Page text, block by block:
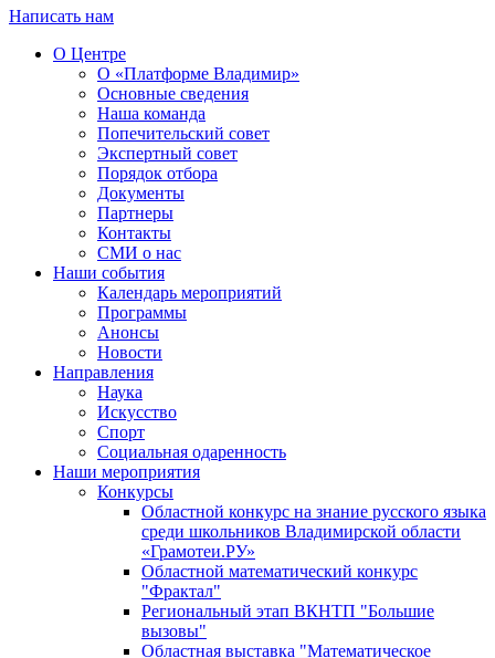
Написать нам
О Центре
О «Платформе Владимир»
Основные сведения
Наша команда
Попечительский совет
Экспертный совет
Порядок отбора
Документы
Партнеры
Контакты
СМИ о нас
Наши события
Календарь мероприятий
Программы
Анонсы
Новости
Направления
Наука
Искусство
Спорт
Социальная одаренность
Наши мероприятия
Конкурсы
Областной конкурс на знание русского языка
среди школьников Владимирской области
«Грамотеи.РУ»
Областной математический конкурс
"Фрактал"
Региональный этап ВКНТП "Большие
вызовы"
Областная выставка "Математическое